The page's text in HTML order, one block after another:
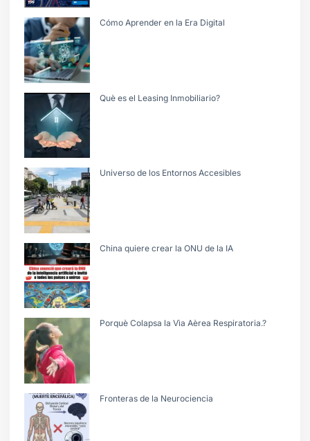
Cómo Aprender en la Era Digital
Què es el Leasing Inmobiliario?
Universo de los Entornos Accesibles
China quiere crear la ONU de la IA
Porquè Colapsa la Vìa Aèrea Respiratoria.?
Fronteras de la Neurociencia